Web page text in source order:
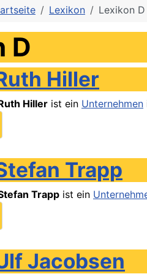
Lexikon Lexikon D
D
Hiller
Hiller ist ein Unternehmen
Trapp
Trapp ist ein
Jacobsen